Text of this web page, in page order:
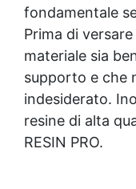
fondamentale
Prima di
materiale sia
supporto e che
indesiderato.
resine di alta
RESIN PRO.